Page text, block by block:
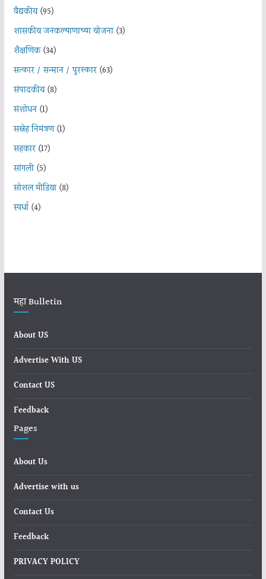
वैद्यकीय(95)
शासकीय जनकल्याणाच्या योजना(3)
शैक्षणिक(34)
सत्कार / सन्मान / पुरस्कार(63)
संपादकीय(8)
संशोधन(1)
सस्नेह निमंत्रण(1)
सहकार(17)
सांगली(5)
सोशल मीडिया(8)
स्पर्धा(4)
महा Bulletin
About US
Advertise With US
Contact US
Feedback
Pages
About Us
Advertise with us
Contact Us
Feedback
PRIVACY POLICY